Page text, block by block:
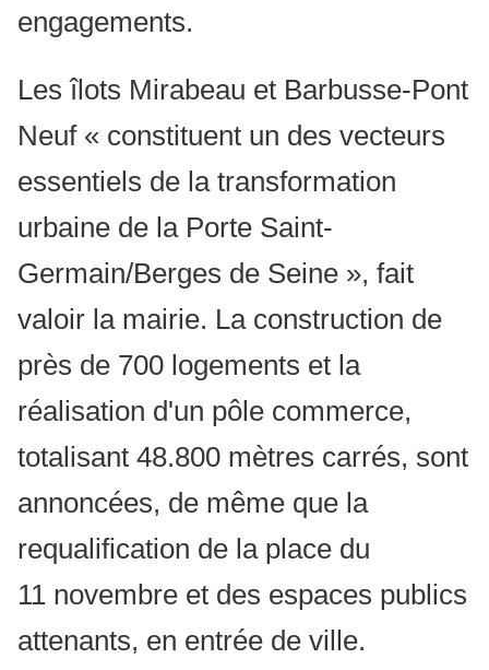
engagements.
Les îlots Mirabeau et Barbusse-Pont
Neuf « constituent un des vecteurs
essentiels de la transformation
urbaine de la Porte Saint-
Germain/Berges de Seine », fait
valoir la mairie. La construction de
près de 700 logements et la
réalisation d'un pôle commerce,
totalisant 48.800 mètres carrés, sont
annoncées, de même que la
requalification de la place du
11 novembre et des espaces publics
attenants, en entrée de ville.